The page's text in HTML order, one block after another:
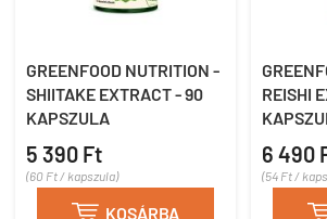
GREENFOOD NUTRITION -
SHIITAKE EXTRACT - 90
KAPSZULA
5 390 Ft
(60 Ft / kapszula)
 KOSÁRBA
REISHI
6 490
(54 Ft /